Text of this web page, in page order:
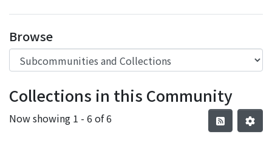
Browse
Collections in this Community
Now showing 1 - 6 of 6